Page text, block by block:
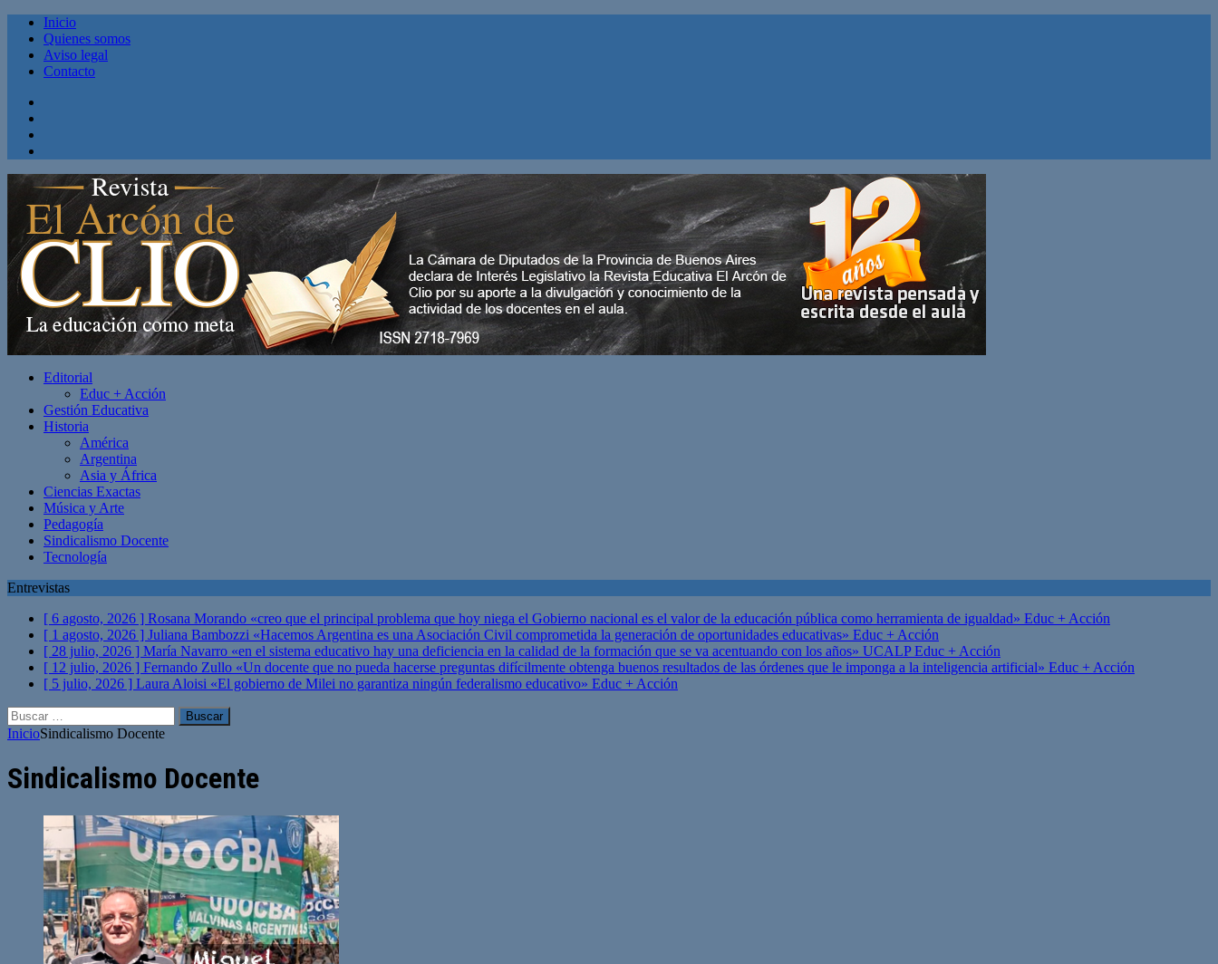
Inicio
Quienes somos
Aviso legal
Contacto
Editorial
Educ + Acción
Gestión Educativa
Historia
América
Argentina
Asia y África
Ciencias Exactas
Música y Arte
Pedagogía
Sindicalismo Docente
Tecnología
Entrevistas
[ 6 agosto, 2026 ] Rosana Morando «creo que el principal problema que hoy niega el Gobierno nacional es el valor de la educación pública como herramienta de igualdad» Educ + Acción
[ 1 agosto, 2026 ] Juliana Bambozzi «Hacemos Argentina es una Asociación Civil comprometida la generación de oportunidades educativas» Educ + Acción
[ 28 julio, 2026 ] María Navarro «en el sistema educativo hay una deficiencia en la calidad de la formación que se va acentuando con los años» UCALPEduc + Acción
[ 12 julio, 2026 ] Fernando Zullo «Un docente que no pueda hacerse preguntas difícilmente obtenga buenos resultados de las órdenes que le imponga a la inteligencia artificial» Educ + Acción
[ 5 julio, 2026 ] Laura Aloisi «El gobierno de Milei no garantiza ningún federalismo educativo» Educ + Acción
Buscar:
InicioSindicalismo Docente
Sindicalismo Docente